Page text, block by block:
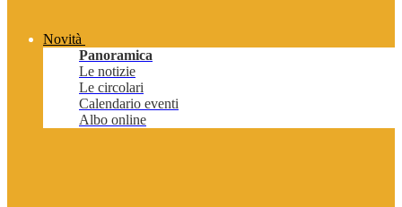
Novità
Panoramica
Le notizie
Le circolari
Calendario eventi
Albo online